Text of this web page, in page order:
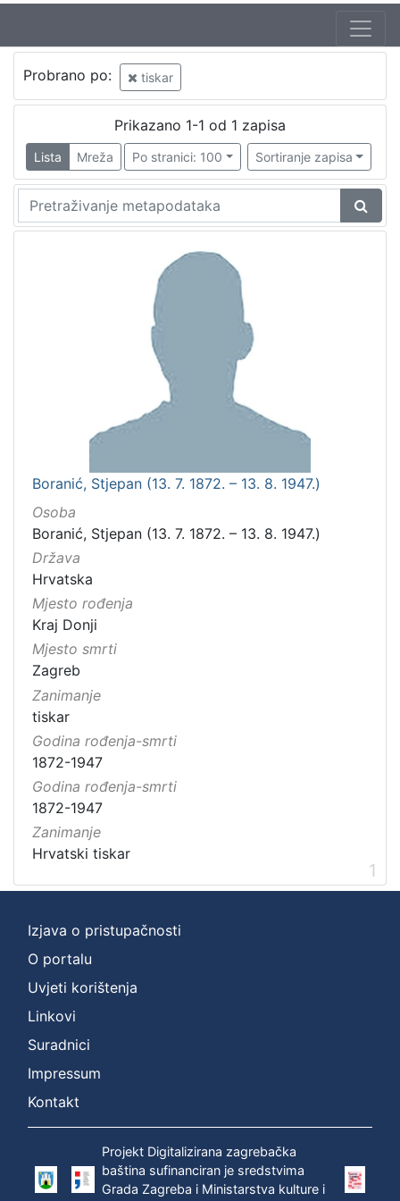
Probrano po: tiskar
Prikazano 1-1 od 1 zapisa
Lista Mreža Po stranici: 100 Sortiranje zapisa
Boranić, Stjepan (13. 7. 1872. – 13. 8. 1947.)
Osoba
Boranić, Stjepan (13. 7. 1872. – 13. 8. 1947.)
Država
Hrvatska
Mjesto rođenja
Kraj Donji
Mjesto smrti
Zagreb
Zanimanje
tiskar
Godina rođenja-smrti
1872-1947
Godina rođenja-smrti
1872-1947
Zanimanje
Hrvatski tiskar
1
Izjava o pristupačnosti
O portalu
Uvjeti korištenja
Linkovi
Suradnici
Impressum
Kontakt
Projekt Digitalizirana zagrebačka
baština sufinanciran je sredstvima
Grada Zagreba i Ministarstva kulture i